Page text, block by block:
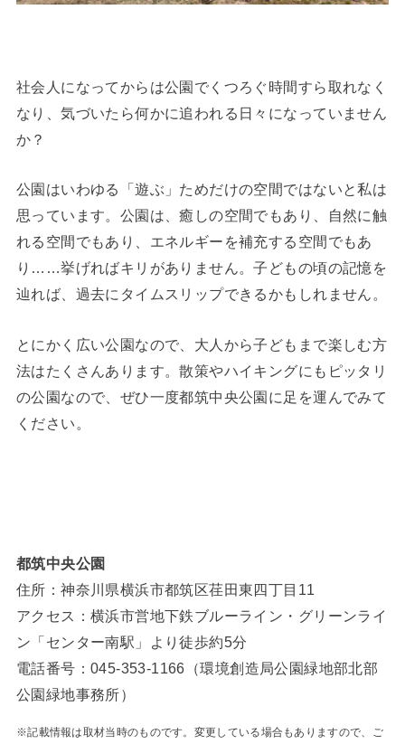
社会人になってからは公園でくつろぐ時間すら取れなく
なり、気づいたら何かに追われる日々になっていません
か？
公園はいわゆる「遊ぶ」ためだけの空間ではないと私は
思っています。公園は、癒しの空間でもあり、自然に触
れる空間でもあり、エネルギーを補充する空間でもあ
り……挙げればキリがありません。子どもの頃の記憶を
辿れば、過去にタイムスリップできるかもしれません。
とにかく広い公園なので、大人から子どもまで楽しむ方
法はたくさんあります。散策やハイキングにもピッタリ
の公園なので、ぜひ一度都筑中央公園に足を運んでみて
ください。
都筑中央公園
住所：神奈川県横浜市都筑区荏田東四丁目11
アクセス：横浜市営地下鉄ブルーライン・グリーンライ
ン「センター南駅」より徒歩約5分
電話番号：045-353-1166（環境創造局公園緑地部北部
公園緑地事務所）
※記載情報は取材当時のものです。変更している場合もありますので、ご